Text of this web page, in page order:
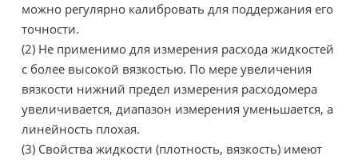
можно регулярно калибровать для поддержания его
точности.
(2) Не применимо для измерения расхода жидкостей
с более высокой вязкостью. По мере увеличения
вязкости нижний предел измерения расходомера
увеличивается, диапазон измерения уменьшается, а
линейность плохая.
(3) Свойства жидкости (плотность, вязкость) имеют